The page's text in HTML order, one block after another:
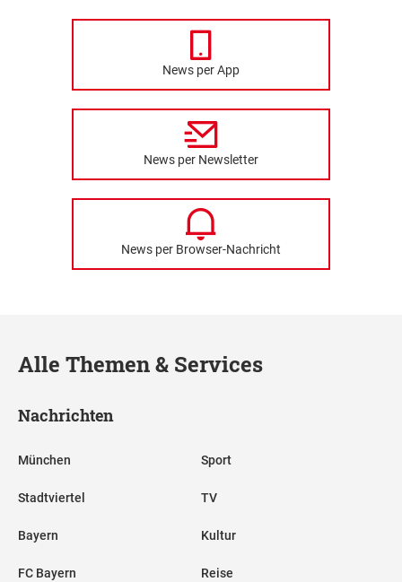
News per App
News per Newsletter
News per Browser-Nachricht
Alle Themen & Services
Nachrichten
München
Stadtviertel
Bayern
FC Bayern
Sport
TV
Kultur
Reise